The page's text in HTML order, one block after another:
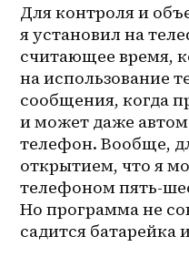
Для контроля и
я установил на
считающее время,
на использование
сообщения, когда
и может даже
телефон. Вообще,
открытием, что я
телефоном пять-
Но программа не
садится батарейка